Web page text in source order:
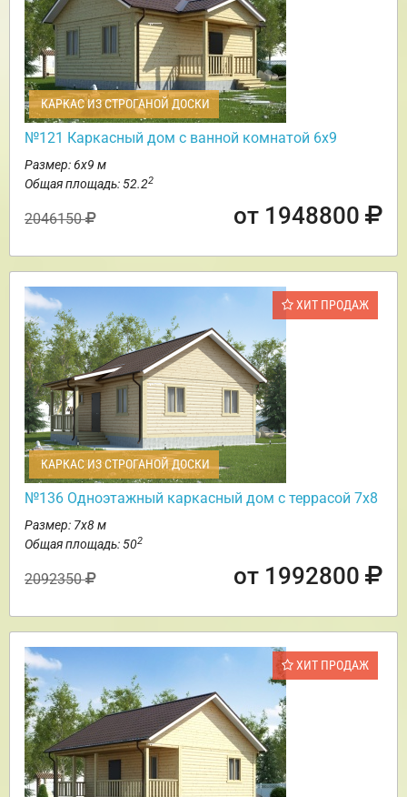
КАРКАС ИЗ СТРОГАНОЙ ДОСКИ
№121 Каркасный дом с ванной комнатой 6х9
Размер: 6х9 м
Общая площадь: 52.22
2046150 от 1948800
ХИТ ПРОДАЖ
КАРКАС ИЗ СТРОГАНОЙ ДОСКИ
№136 Одноэтажный каркасный дом с террасой 7х8
Размер: 7х8 м
Общая площадь: 502
2092350 от 1992800
ХИТ ПРОДАЖ